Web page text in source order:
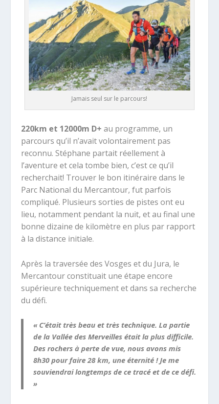
Jamais seul sur le parcours!
220km et 12000m D+ au programme, un
parcours qu’il n’avait volontairement pas
reconnu. Stéphane partait réellement à
l’aventure et cela tombe bien, c’est ce qu’il
recherchait! Trouver le bon itinéraire dans le
Parc National du Mercantour, fut parfois
compliqué. Plusieurs sorties de pistes ont eu
lieu, notamment pendant la nuit, et au final une
bonne dizaine de kilomètre en plus par rapport
à la distance initiale.
Après la traversée des Vosges et du Jura, le
Mercantour constituait une étape encore
supérieure techniquement et dans sa recherche
du défi.
« C’était très beau et très technique. La partie
de la Vallée des Merveilles était la plus difficile.
Des rochers à perte de vue, nous avons mis
8h30 pour faire 28 km, une éternité ! Je me
souviendrai longtemps de ce tracé et de ce défi.
»